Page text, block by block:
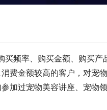
买频率、购买金额、购买产
费金额较高的客户，对宠
加过宠物美容讲座、宠物